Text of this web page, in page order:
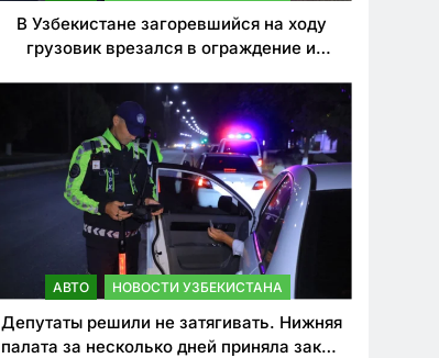
В Узбекистане загоревшийся на ходу
грузовик врезался в ограждение и
АВТО НОВОСТИ УЗБЕКИСТАНА
Депутаты решили не затягивать. Нижняя
палата за несколько дней приняла закон